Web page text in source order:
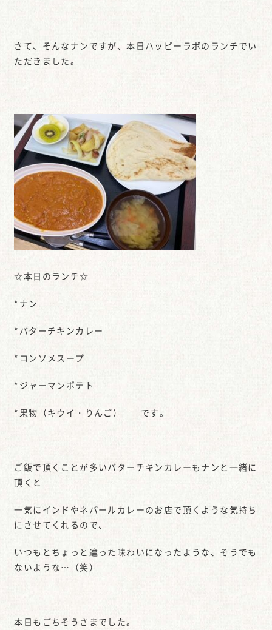
さて、そんなナンですが、本日ハッピーラボのランチでい
ただきました。
☆本日のランチ☆
*ナン
*バターチキンカレー
*コンソメスープ
*ジャーマンポテト
*果物（キウイ・りんご） です。
ご飯で頂くことが多いバターチキンカレーもナンと一緒に
頂くと
一気にインドやネパールカレーのお店で頂くような気持ち
にさせてくれるので、
いつもとちょっと違った味わいになったような、そうでも
ないような…（笑）
本日もごちそうさまでした。